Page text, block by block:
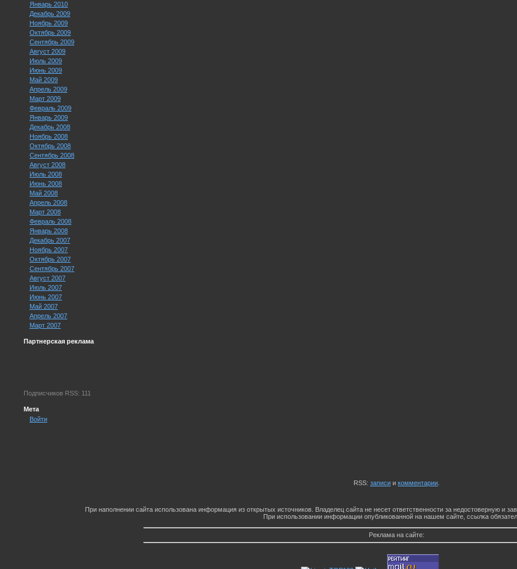
Январь 2010
Декабрь 2009
Ноябрь 2009
Октябрь 2009
Сентябрь 2009
Август 2009
Июль 2009
Июнь 2009
Май 2009
Апрель 2009
Март 2009
Февраль 2009
Январь 2009
Декабрь 2008
Ноябрь 2008
Октябрь 2008
Сентябрь 2008
Август 2008
Июль 2008
Июнь 2008
Май 2008
Апрель 2008
Март 2008
Февраль 2008
Январь 2008
Декабрь 2007
Ноябрь 2007
Октябрь 2007
Сентябрь 2007
Август 2007
Июль 2007
Июнь 2007
Май 2007
Апрель 2007
Март 2007
Партнерская реклама
Подписчиков RSS: 111
Мета
Войти
RSS: записи и комментарии
При наполнении сайта использована информация из открытых источников. Владелец сайта не несет ответственности за недостоверную и
При использовании информации опубликованной на нашем сайте, ссылка
Реклама на сайте: